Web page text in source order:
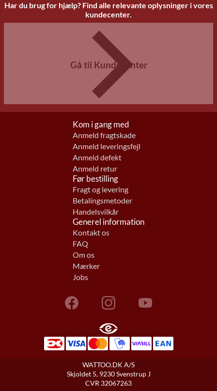
Har du brug for hjælp? Find alle relevante oplysninger i vores
kundecenter.
Gå til Kundecenter
Kom i gang med
Anmeld fragtskade
Anmeld leveringsfejl
Anmeld defekt
Anmeld retur
Før bestilling
Fragt og levering
Betalingsmetoder
Handelsvilkår
Generel information
Kontakt os
FAQ
Om os
Mærker
Jobs
WATTOO.DK A/S
Skjoldet 5, 9230 Svenstrup J
CVR 32067263